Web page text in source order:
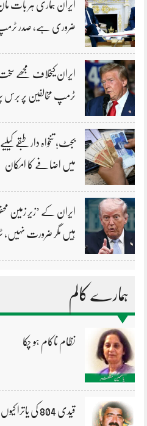
ایران ہماری ہر بات
ضروری ہے، صدر
ایران کیخلاف مجھے
ٹرمپ مخالفین پر
بجٹ؛ تنخواہ دار طبقے
میں اضافے کا امکان
ایران کے ’زیر زمین
ہیں مگر ضرورت
ہمارے کالم
نظام ناکام ہو چکا
قیدی 804 کی یاترا کیوں؟